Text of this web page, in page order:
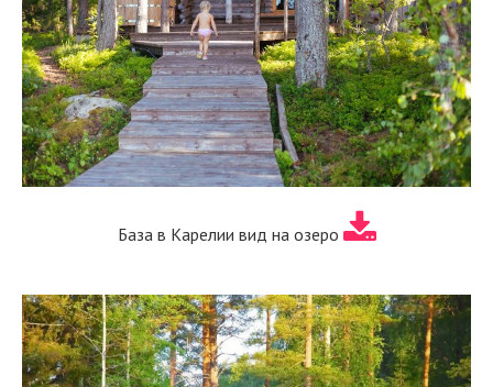
База в Карелии вид на озеро